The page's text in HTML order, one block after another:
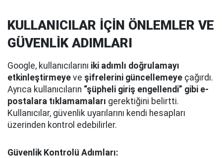
KULLANICILAR İÇİN ÖNLEMLER VE
GÜVENLİK ADIMLARI
Google, kullanıcılarını iki adımlı doğrulamayı
etkinleştirmeye ve şifrelerini güncellemeye çağırdı.
Ayrıca kullanıcıların “şüpheli giriş engellendi” gibi e-
postalara tıklamamaları gerektiğini belirtti.
Kullanıcılar, güvenlik uyarılarını kendi hesapları
üzerinden kontrol edebilirler.
Güvenlik Kontrolü Adımları: